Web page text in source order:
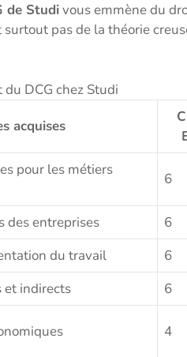
de Studivous emmène du
pas de la théorie
DCG chez Studi
acquises
pour les métiers
6
des entreprises
6
du travail
6
et indirects
6
4